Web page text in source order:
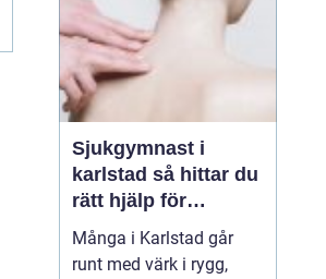
med återkommande
ryggont...
Sjukgymnast i
karlstad så hittar du
rätt hjälp för
kroppen
Många i Karlstad går
runt med värk i rygg,